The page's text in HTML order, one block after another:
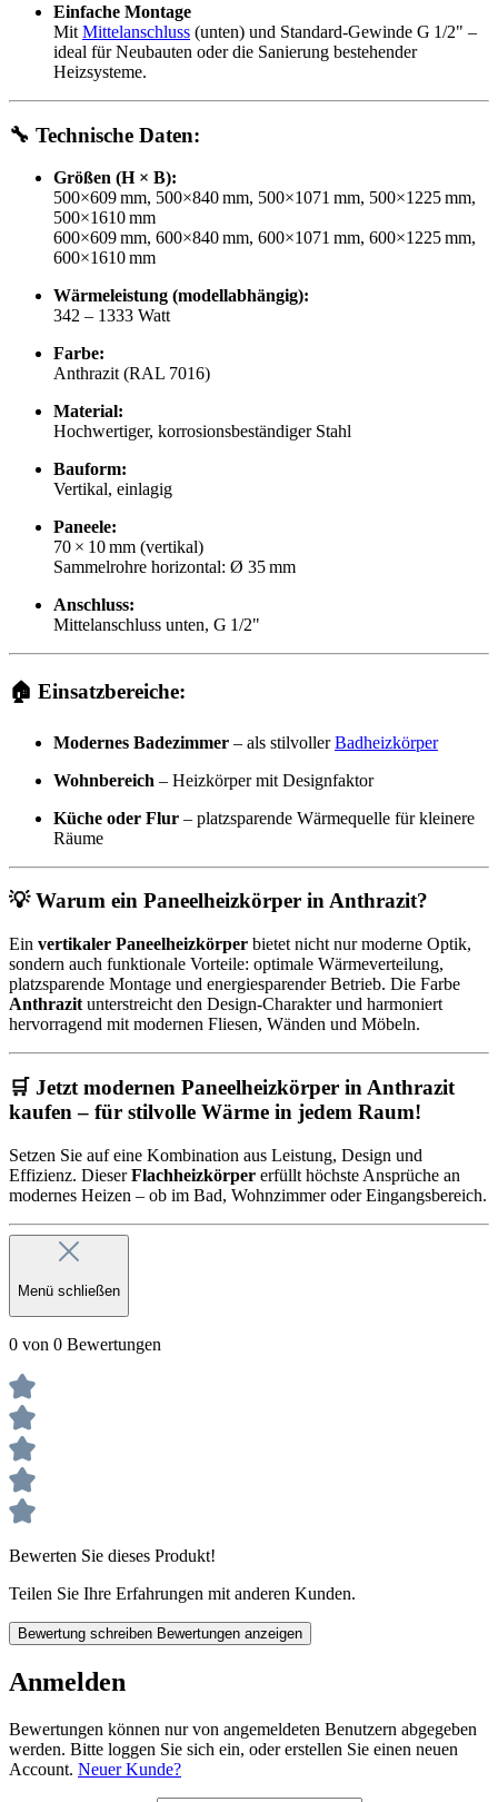
Einfache Montage
Mit Mittelanschluss (unten) und Standard-Gewinde G 1/2" –
ideal für Neubauten oder die Sanierung bestehender
Heizsysteme.
🔧 Technische Daten:
Größen (H × B):
500×609 mm, 500×840 mm, 500×1071 mm, 500×1225 mm,
500×1610 mm
600×609 mm, 600×840 mm, 600×1071 mm, 600×1225 mm,
600×1610 mm
Wärmeleistung (modellabhängig):
342 – 1333 Watt
Farbe:
Anthrazit (RAL 7016)
Material:
Hochwertiger, korrosionsbeständiger Stahl
Bauform:
Vertikal, einlagig
Paneele:
70 × 10 mm (vertikal)
Sammelrohre horizontal: Ø 35 mm
Anschluss:
Mittelanschluss unten, G 1/2"
🏠 Einsatzbereiche:
Modernes Badezimmer – als stilvollerBadheizkörper
Wohnbereich – Heizkörper mit Designfaktor
Küche oder Flur – platzsparende Wärmequelle für kleinere
Räume
💡Warum ein Paneelheizkörper in Anthrazit?
Ein vertikaler Paneelheizkörper bietet nicht nur moderne Optik,
sondern auch funktionale Vorteile: optimale Wärmeverteilung,
platzsparende Montage und energiesparender Betrieb. Die Farbe
Anthrazit unterstreicht den Design-Charakter und harmoniert
hervorragend mit modernen Fliesen, Wänden und Möbeln.
🛒 Jetzt modernen Paneelheizkörper in Anthrazit
kaufen – für stilvolle Wärme in jedem Raum!
Setzen Sie auf eine Kombination aus Leistung, Design und
Effizienz. DieserFlachheizkörper erfüllt höchste Ansprüche an
modernes Heizen – ob im Bad, Wohnzimmer oder Eingangsbereich.
Menü schließen
0 von 0 Bewertungen
Bewerten Sie dieses Produkt!
Teilen Sie Ihre Erfahrungen mit anderen Kunden.
Bewertung schreiben Bewertungen anzeigen
Anmelden
Bewertungen können nur von angemeldeten Benutzern abgegeben
werden. Bitte loggen Sie sich ein, oder erstellen Sie einen neuen
Account. Neuer Kunde?